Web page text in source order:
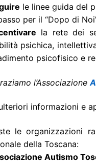
le linee guida del
per il “Dopo di
la rete dei
psichica,
psicofisico e
l’Associazione
informazioni e
le organizzazioni
della Toscana:
Autismo